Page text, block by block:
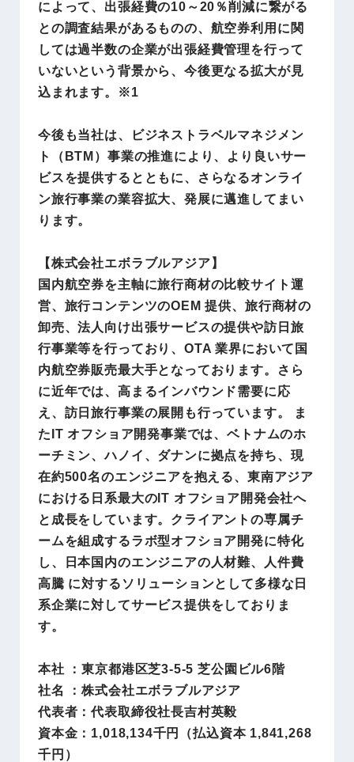
によって、出張経費の10～20％削減に繋がる
との調査結果があるものの、航空券利用に関
しては過半数の企業が出張経費管理を行って
いないという背景から、今後更なる拡大が見
込まれます。※1
今後も当社は、ビジネストラベルマネジメン
ト（BTM）事業の推進により、より良いサー
ビスを提供するとともに、さらなるオンライ
ン旅行事業の業容拡大、発展に邁進してまい
ります。
【株式会社エボラブルアジア】
国内航空券を主軸に旅行商材の比較サイト運
営、旅行コンテンツのOEM 提供、旅行商材の
卸売、法人向け出張サービスの提供や訪日旅
行事業等を行っており、OTA 業界において国
内航空券販売最大手となっております。さら
に近年では、高まるインバウンド需要に応
え、訪日旅行事業の展開も行っています。 ま
たIT オフショア開発事業では、ベトナムのホ
ーチミン、ハノイ、ダナンに拠点を持ち、現
在約500名のエンジニアを抱える、東南アジア
における日系最大のIT オフショア開発会社へ
と成長をしています。クライアントの専属チ
ームを組成するラボ型オフショア開発に特化
し、日本国内のエンジニアの人材難、人件費
高騰 に対するソリューションとして多様な日
系企業に対してサービス提供をしておりま
す。
本社 ：東京都港区芝3-5-5 芝公園ビル6階
社名 ：株式会社エボラブルアジア
代表者：代表取締役社長吉村英毅
資本金：1,018,134千円（払込資本 1,841,268
千円）